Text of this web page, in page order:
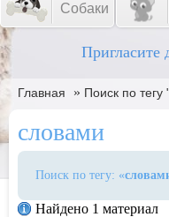
Собаки
Пригласите
Главная » Поиск по
словами
Поиск по тегу: «
Найдено 1 материал